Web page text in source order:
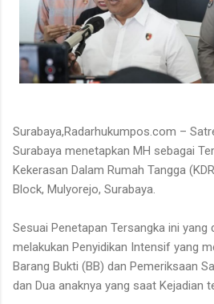
Surabaya,Radarhukumpos.com –
Surabaya menetapkan MH sebagai
Kekerasan Dalam Rumah Tangga
Block, Mulyorejo, Surabaya.
Sesuai Penetapan Tersangka ini yang
melakukan Penyidikan Intensif yang
Barang Bukti (BB) dan Pemeriksaan
dan Dua anaknya yang saat Kejadian